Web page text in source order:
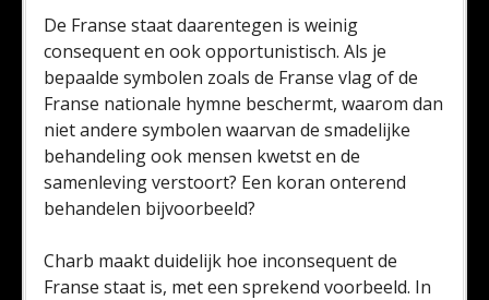
De Franse staat daarentegen is weinig
consequent en ook opportunistisch. Als je
bepaalde symbolen zoals de Franse vlag of de
Franse nationale hymne beschermt, waarom dan
niet andere symbolen waarvan de smadelijke
behandeling ook mensen kwetst en de
samenleving verstoort? Een koran onterend
behandelen bijvoorbeeld?
Charb maakt duidelijk hoe inconsequent de
Franse staat is, met een sprekend voorbeeld. In